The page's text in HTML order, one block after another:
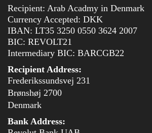
Recipient: Arab Acadmy in Denmark
Currency Accepted: DKK
IBAN: LT35 3250 0550 3624 2007
BIC: REVOLT21
Intermediary BIC: BARCGB22
Recipient Address:
Frederikssundsvej 231
2700 Brønshøj
Denmark
Bank Address: